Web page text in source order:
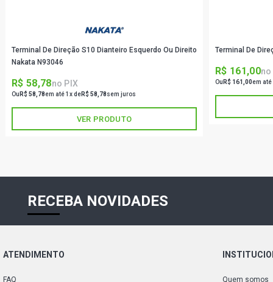
Terminal De Direção S10 Dianteiro Esquerdo Ou Direito
Nakata N93046
R$ 58,78no PIX
Ou R$ 58,78em até 1x deR$ 58,78sem juros
VER PRODUTO
Terminal De
R$ 161,00no
Ou R$ 161,00em até
RECEBA NOVIDADES
ATENDIMENTO
FAQ
Quem somos